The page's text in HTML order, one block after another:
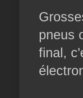
pneus
final,